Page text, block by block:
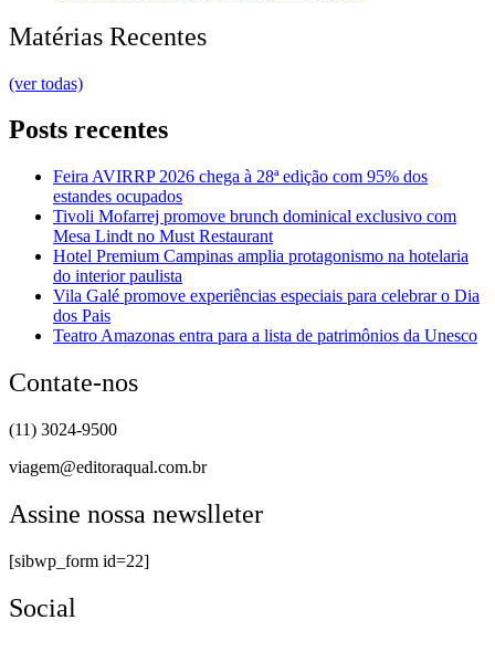
Matérias Recentes
(ver todas)
Posts recentes
Feira AVIRRP 2026 chega à 28ª edição com 95% dos
estandes ocupados
Tivoli Mofarrej promove brunch dominical exclusivo com
Mesa Lindt no Must Restaurant
Hotel Premium Campinas amplia protagonismo na hotelaria
do interior paulista
Vila Galé promove experiências especiais para celebrar o Dia
dos Pais
Teatro Amazonas entra para a lista de patrimônios da Unesco
Contate-nos
(11) 3024-9500
viagem@editoraqual.com.br
Assine nossa newslleter
[sibwp_form id=22]
Social